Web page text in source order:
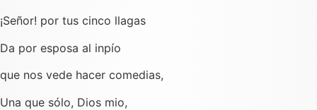
¡Señor! por tus cinco llagas
Da por esposa al inpío
que nos vede hacer comedias,
Una que sólo, Dios mio,